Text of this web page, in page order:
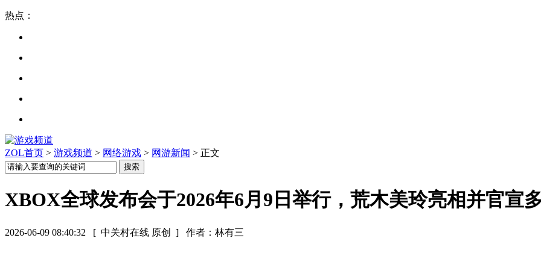
热点：
ZOL首页 > 游戏频道 > 网络游戏 > 网游新闻 > 正文
XBOX全球发布会于2026年6月9日举行，荒木美玲亮相并官宣
2026-06-09 08:40:32 [ 中关村在线 原创 ] 作者：林有三